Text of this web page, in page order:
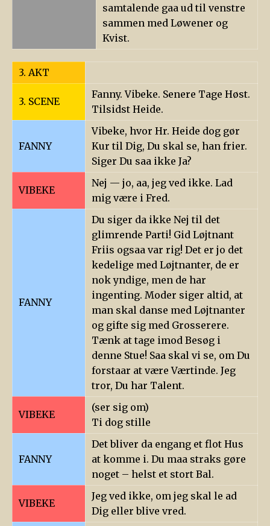
samtalende gaa ud til venstre
sammen med Løwener og
Kvist.
3. AKT
3. SCENE
Fanny. Vibeke. Senere Tage Høst.
Tilsidst Heide.
FANNY
Vibeke, hvor Hr. Heide dog gør
Kur til Dig, Du skal se, han frier.
Siger Du saa ikke Ja?
VIBEKE
Nej — jo, aa, jeg ved ikke. Lad
mig være i Fred.
FANNY
Du siger da ikke Nej til det
glimrende Parti! Gid Løjtnant
Friis ogsaa var rig! Det er jo det
kedelige med Løjtnanter, de er
nok yndige, men de har
ingenting. Moder siger altid, at
man skal danse med Løjtnanter
og gifte sig med Grosserere.
Tænk at tage imod Besøg i
denne Stue! Saa skal vi se, om Du
forstaar at være Værtinde. Jeg
tror, Du har Talent.
VIBEKE
(ser sig om)
Ti dog stille
FANNY
Det bliver da engang et flot Hus
at komme i. Du maa straks gøre
noget – helst et stort Bal.
VIBEKE
Jeg ved ikke, om jeg skal le ad
Dig eller blive vred.